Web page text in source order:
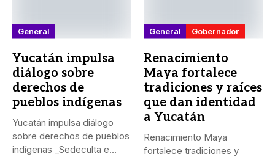
General
Yucatán impulsa
diálogo sobre
derechos de
pueblos indígenas
Yucatán impulsa diálogo
sobre derechos de pueblos
indígenas _Sedeculta e
General Gobernador
Renacimiento
Maya fortalece
tradiciones y raíces
que dan identidad
a Yucatán
Renacimiento Maya
fortalece tradiciones y